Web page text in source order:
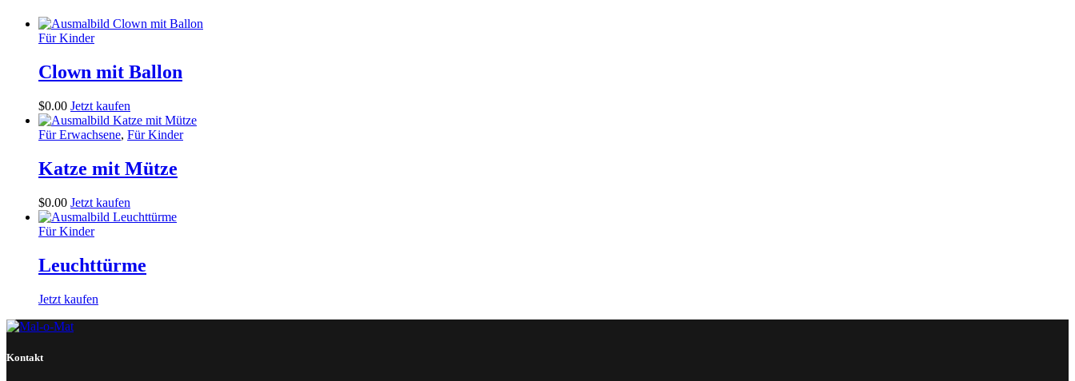
Für Kinder
Clown mit Ballon
$0.00 Jetzt kaufen
Für Erwachsene, Für Kinder
Katze mit Mütze
$0.00 Jetzt kaufen
Für Kinder
Leuchttürme
Jetzt kaufen
Kontakt